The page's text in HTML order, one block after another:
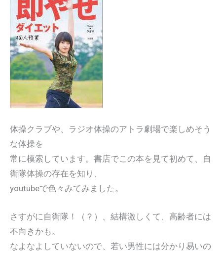
体操クラブや、ラジオ体操のアトラ劇場で楽しめそう
な体操を
常に模索しています。書店でこの本を見て初めて、自
衛隊体操の存在を知り、
youtubeで色々みてみました。
さすがに自衛隊！（？）、結構激しくて、高齢者には
不向きかも。
なよなよしていないので、若い男性には分かり易いの